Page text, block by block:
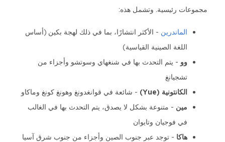
مجموعات رئيسية. وتشمل هذه:
الماندرين - الأكثر انتشارًا، بما في ذلك لهجة بكين (أساس
اللغة الصينية القياسية)
وو - يتم التحدث بها في شنغهاي وسوتشو وأجزاء من
تشجيانغ
الكانتونية (Yue)
- شائعة في قوانغدونغ وهونغ كونغ وماكاو
مين - متنوعة بشكل لا يصدق، يتم التحدث بها في الغالب
في فوجيان وتايوان
هاكا - توجد عبر جنوب الصين وأجزاء من جنوب شرق آسيا